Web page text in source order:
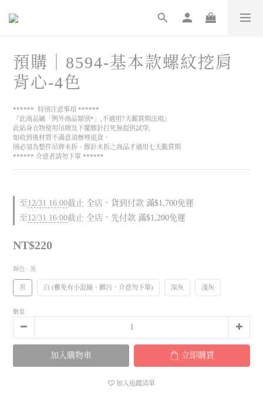
預購｜8594-基本款螺紋挖肩
背心-4色
******  特別注意事項 ******
『此商品屬「例外商品類別*」,不適用7天鑑賞期法規』
此貼身衣物使用吊牌及下擺膠針打死無提供試穿,
如收到後材質不滿意須辦理退貨，
則必須為整件吊牌未拆、膠針未拆之商品才適用七天鑑賞期
****** 介意者請勿下單 ******
至12/31 16:00截止 全店，貨到付款 滿$1,700免運
至12/31 16:00截止 全店，先付款 滿$1,200免運
NT$220
顏色 : 黑
黑 白 (難免有小混線、髒污，介意勿下單) 深灰 淺灰
數量
加入購物車 立即購買
加入追蹤清單